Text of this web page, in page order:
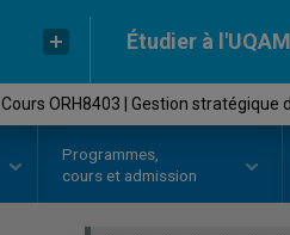
Étudier à l'UQAM
Cours ORH8403 | Gestion
Programmes,
cours et admission